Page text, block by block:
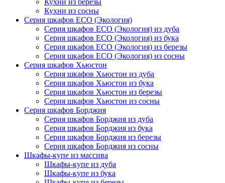
Кухни из березы
Кухни из сосны
Серия шкафов ECO (Экология)
Серия шкафов ECO (Экология) из дуба
Серия шкафов ECO (Экология) из бука
Серия шкафов ECO (Экология) из березы
Серия шкафов ECO (Экология) из сосны
Серия шкафов Хьюстон
Серия шкафов Хьюстон из дуба
Серия шкафов Хьюстон из бука
Серия шкафов Хьюстон из березы
Серия шкафов Хьюстон из сосны
Серия шкафов Борджия
Серия шкафов Борджия из дуба
Серия шкафов Борджия из бука
Серия шкафов Борджия из березы
Серия шкафов Борджия из сосны
Шкафы-купе из массива
Шкафы-купе из дуба
Шкафы-купе из бука